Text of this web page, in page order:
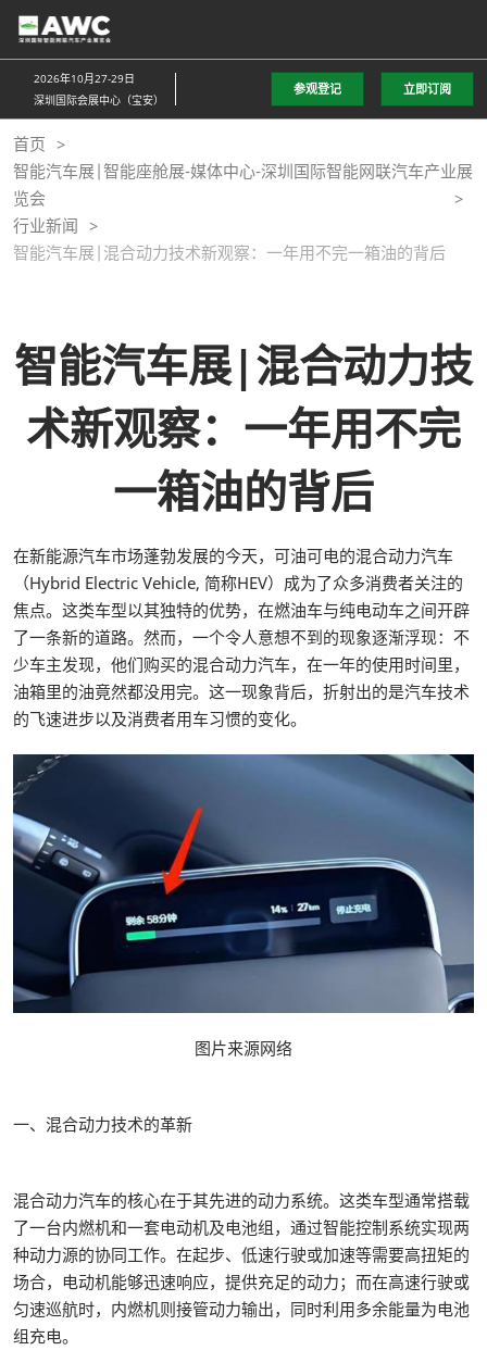
直
接
跳
至
内
容
2026年10月27-29日
深圳国际会展中心（宝安）
参观登记 立即订阅
首页
智能汽车展|智能座舱展-媒体中心-深圳国际智能网联汽车产业展
览会
行业新闻
智能汽车展|混合动力技术新观察：一年用不完一箱油的背后
智能汽车展|混合动力技
术新观察：一年用不完
一箱油的背后
在新能源汽车市场蓬勃发展的今天，可油可电的混合动力汽车
（Hybrid Electric Vehicle, 简称HEV）成为了众多消费者关注的
焦点。这类车型以其独特的优势，在燃油车与纯电动车之间开辟
了一条新的道路。然而，一个令人意想不到的现象逐渐浮现：不
少车主发现，他们购买的混合动力汽车，在一年的使用时间里，
油箱里的油竟然都没用完。这一现象背后，折射出的是汽车技术
的飞速进步以及消费者用车习惯的变化。
图片来源网络
一、混合动力技术的革新‌
混合动力汽车的核心在于其先进的动力系统。这类车型通常搭载
了一台内燃机和一套电动机及电池组，通过智能控制系统实现两
种动力源的协同工作。在起步、低速行驶或加速等需要高扭矩的
场合，电动机能够迅速响应，提供充足的动力；而在高速行驶或
匀速巡航时，内燃机则接管动力输出，同时利用多余能量为电池
组充电。